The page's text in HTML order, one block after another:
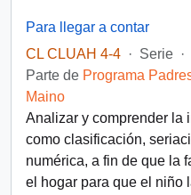
Para llegar a contar
CL CLUAH 4-4 · Serie ·
Parte de Programa
Maino
Analizar y comprender la
como clasificación,
numérica, a fin de que la
el hogar para que el niño